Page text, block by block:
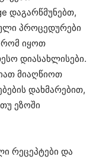
დაგარწმუნებთ,
პროცედურები
რომ იყოთ
დიასახლისები.
მიაღწიოთ
დახმარებით,
ეზოში
რეცეპტები და